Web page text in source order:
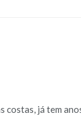
costas, já tem